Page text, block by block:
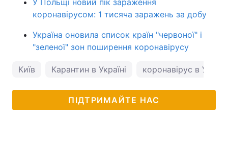
коронавірусом: 1 тисяча заражень за добу
Україна оновила список країн "червоної" і
"зеленої" зон поширення коронавірусу
Київ Карантин в Україні коронавірус в
ПІДТРИМАЙТЕ НАС